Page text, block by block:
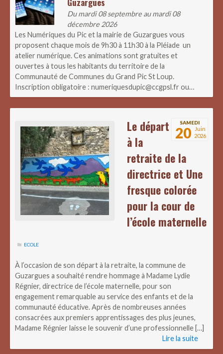
Du mardi 08 septembre au mardi 08
décembre 2026
Les Numériques du Pic et la mairie de Guzargues vous
proposent chaque mois de 9h30 à 11h30 à la Pléiade un
atelier numérique. Ces animations sont gratuites et
ouvertes à tous les habitants du territoire de la
Communauté de Communes du Grand Pic St Loup.
Inscription obligatoire : numeriquesdupic@ccgpsl.fr ou…
SAMEDI
20
Juin
2026
Le départ
à la
retraite de la
directrice et Une
fresque colorée
pour la cour de
l’école maternelle
ECOLE
À l’occasion de son départ à la retraite, la commune de
Guzargues a souhaité rendre hommage à Madame Lydie
Régnier, directrice de l’école maternelle, pour son
engagement remarquable au service des enfants et de la
communauté éducative. Après de nombreuses années
consacrées aux premiers apprentissages des plus jeunes,
Madame Régnier laisse le souvenir d’une professionnelle […]
Lire la suite